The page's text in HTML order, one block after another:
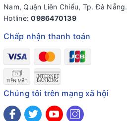
Nam, Quận Liên Chiểu, Tp. Đà Nẵng.
Hotline:0986470139
Chấp nhận thanh toán
Chúng tôi trên mạng xã hội